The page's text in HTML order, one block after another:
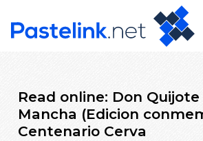
Read online: Don Quijote
Mancha (Edicion
Centenario Cerva